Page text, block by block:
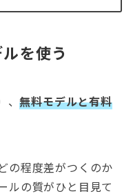
を使う
、無料モデルと有料
の程度差がつくのか
ルの質がひと目見て